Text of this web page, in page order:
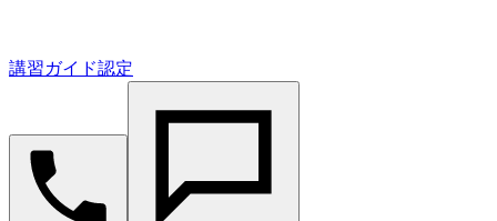
講習ガイド認定